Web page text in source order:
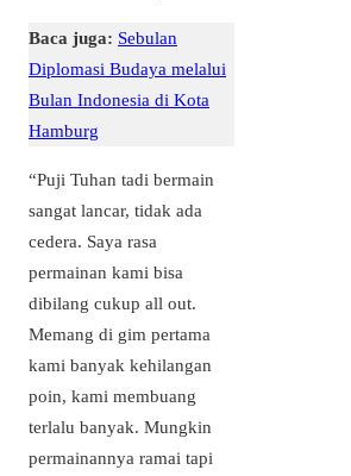
Baca juga: Sebulan
Diplomasi Budaya melalui
Bulan Indonesia di Kota
Hamburg
“Puji Tuhan tadi bermain
sangat lancar, tidak ada
cedera. Saya rasa
permainan kami bisa
dibilang cukup all out.
Memang di gim pertama
kami banyak kehilangan
poin, kami membuang
terlalu banyak. Mungkin
permainannya ramai tapi